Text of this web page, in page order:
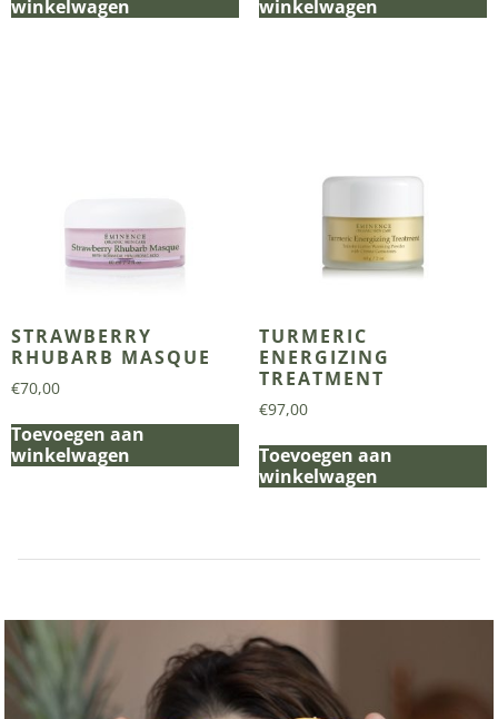
winkelwagen
winkelwagen
STRAWBERRY
RHUBARB MASQUE
€70,00
Toevoegen aan
winkelwagen
TURMERIC
ENERGIZING
TREATMENT
€97,00
Toevoegen aan
winkelwagen